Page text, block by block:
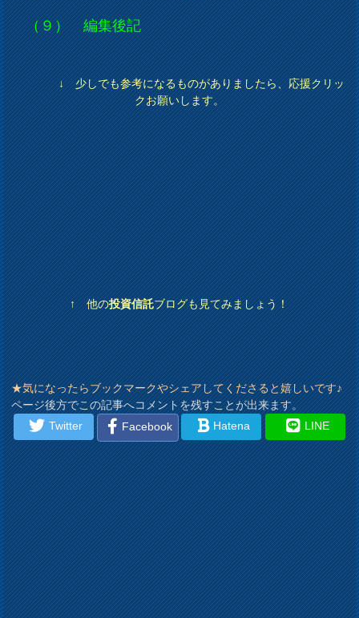
（９） 編集後記
↓ 少しでも参考になるものがありましたら、応援クリッ
クお願いします。
↑ 他の投資信託ブログも見てみましょう！
★気になったらブックマークやシェアしてくださると嬉しいです♪
ページ後方でこの記事へコメントを残すことが出来ます。
Twitter
Facebook Hatena LINE